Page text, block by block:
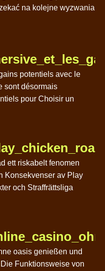
na kolejne wyzwania
potentiels avec le
sont désormais
pour Choisir un
ett riskabelt fenomen
Konsekvenser av Play
och Straffrättsliga
oasis genießen und
Funktionsweise von